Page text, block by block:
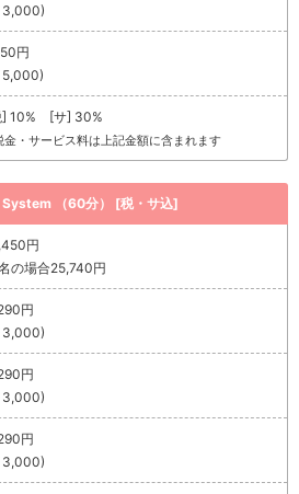
3,000)
円
5,000)
] 10% [サ] 30%
金・サービス料は上記金額に含まれます
System （60分） [税・サ込]
円
の場合25,740円
円
3,000)
円
3,000)
円
3,000)